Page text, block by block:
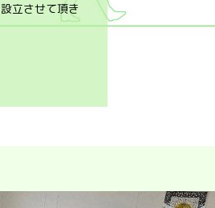
立させて頂き